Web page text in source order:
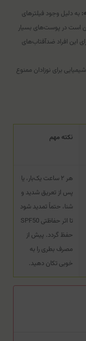
به دلیل وجود فیلترهای
است در پوست‌های بسیار
این افراد ضدآفتاب‌های
برای نوزادان ممنوع
نکته مهم
هر ۲ ساعت یک‌بار، یا
پس از تعریق شدید و
شنا، حتماً تمدید شود
تا اثر حفاظتی SPF50
حفظ گردد. پیش از
مصرف بطری را به
خوبی تکان دهید.